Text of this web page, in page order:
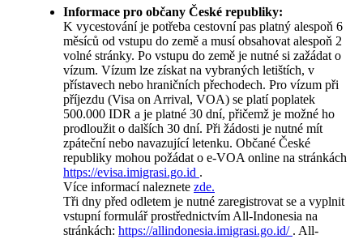
Informace pro občany České republiky:
K vycestování je potřeba cestovní pas platný alespoň 6
měsíců od vstupu do země a musí obsahovat alespoň 2
volné stránky. Po vstupu do země je nutné si zažádat o
vízum. Vízum lze získat na vybraných letištích, v
přístavech nebo hraničních přechodech. Pro vízum při
příjezdu (Visa on Arrival, VOA) se platí poplatek
500.000 IDR a je platné 30 dní, přičemž je možné ho
prodloužit o dalších 30 dní. Při žádosti je nutné mít
zpáteční nebo navazující letenku. Občané České
republiky mohou požádat o e-VOA online na stránkách
https://evisa.imigrasi.go.id .
Více informací naleznete zde.
Tři dny před odletem je nutné zaregistrovat se a vyplnit
vstupní formulář prostřednictvím All-Indonesia na
stránkách: https://allindonesia.imigrasi.go.id/ . All-